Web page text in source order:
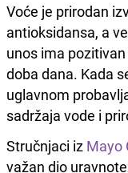
Voće je prirodan
antioksidansa, a
unos ima
doba dana. Kada
uglavnom
sadržaja vode i
Stručnjaci iz Mayo
važan dio